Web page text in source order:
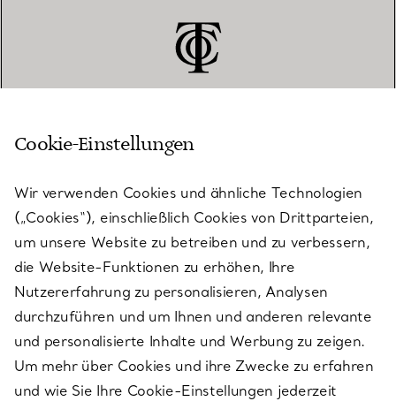
KUNDENSERVICE
SERVICES
ÜBER TIFFANY & CO.
RECHTLICHE HINWEISE
Cookie-Einstellungen
Wir verwenden Cookies und ähnliche Technologien
(„Cookies“), einschließlich Cookies von Drittparteien,
um unsere Website zu betreiben und zu verbessern,
die Website-Funktionen zu erhöhen, Ihre
Nutzererfahrung zu personalisieren, Analysen
durchzuführen und um Ihnen und anderen relevante
und personalisierte Inhalte und Werbung zu zeigen.
Um mehr über Cookies und ihre Zwecke zu erfahren
und wie Sie Ihre Cookie-Einstellungen jederzeit